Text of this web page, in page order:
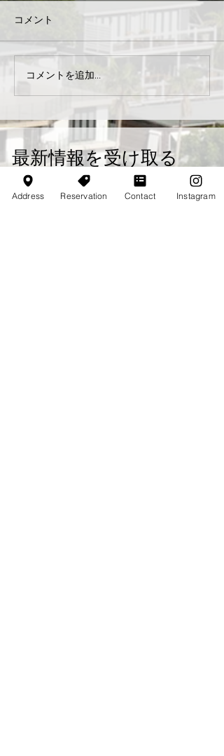
コメント
コメントを追加…
最新情報を受け取る
Email
Address Reservation Contact Instagram